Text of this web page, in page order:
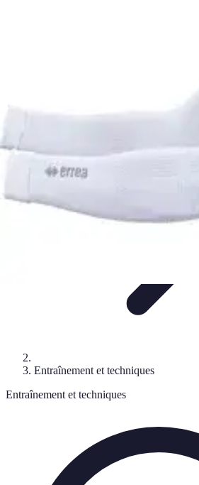
Entraînement et techniques
Entraînement et techniques